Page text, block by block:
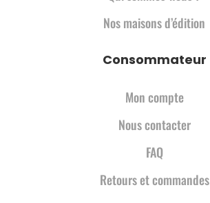
Nos maisons d’édition
Consommateur
Mon compte
Nous contacter
FAQ
Retours et commandes